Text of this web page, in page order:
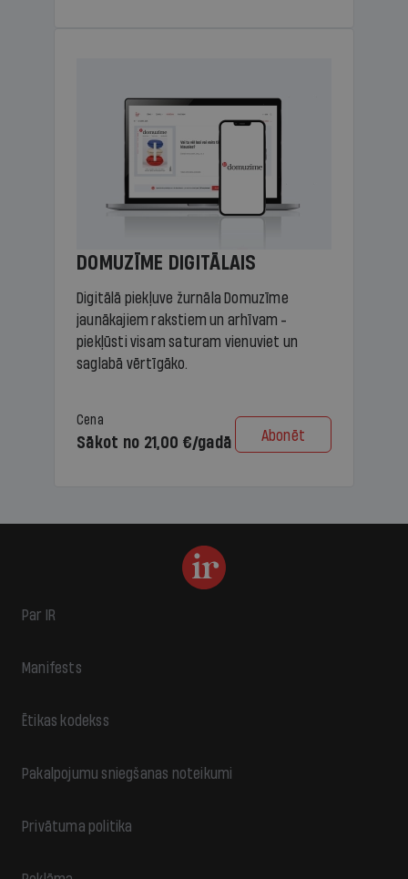
DOMUZĪME DIGITĀLAIS
Digitālā piekļuve žurnāla Domuzīme
jaunākajiem rakstiem un arhīvam -
piekļūsti visam saturam vienuviet un
saglabā vērtīgāko.
Cena
Sākot no 21,00 €/gadā Abonēt
Par IR
Manifests
Ētikas kodekss
Pakalpojumu sniegšanas noteikumi
Privātuma politika